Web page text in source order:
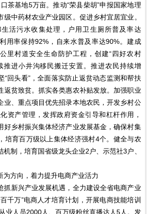
茶基地5万亩。推动“荣县柴胡”申报国家地理
级中药材农业产业园区。促进乡村宜居宜业。
活污水收集处理，户用卫生厕所普及率达
用率保持92%，自来水普及率达90%。建成
里村道安全生命防护工程，创建“四好农村
推进小井沟移民搬迁安置。推进农民持续增
“回头看”，全面落实防止返贫动态监测和帮扶
返贫致贫。抓实各类惠农补贴发放。加强职业
业、重点项目优先招录本地农民，开发乡村公
资产管理，发挥政府资金引导和杠杆作用，
好乡村振兴集体经济产业发展基金，确保村集
培育百万级以上集体经济强村4个。健全与农
机制，培育国省级龙头企业2户、示范社3户、
方向，着力提升电商产业活力
新兴产业发展机遇，全力建设全省电商产业
千万”电商人才培育计划，开展电商技能培训
业人员2000人、百万级粉丝直播达人5人。发